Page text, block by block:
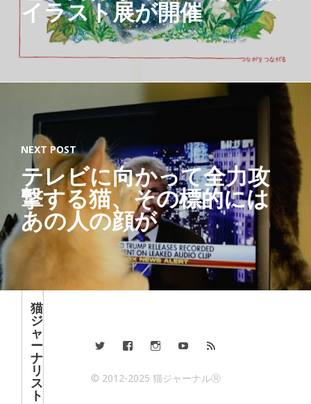
競
馬
Ab
out
Lat
est
Post
s
猫
ジ
ャ
ー
ナ
リ
ス
ト
イラスト展が開催
NEXT POST
テレビに向かって全力攻
撃する猫、その標的には
あの人の顔が
© 2012-2025 猫ジャーナルⓇ